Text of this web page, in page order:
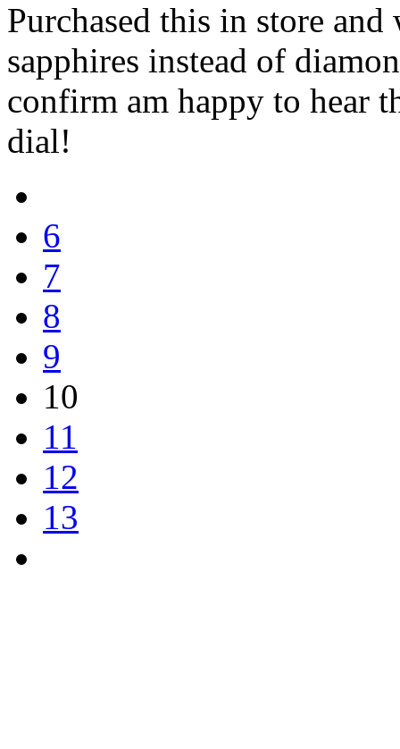
Purchased this in store
sapphires instead of
confirm am happy to hear
dial!
6
7
8
9
10
11
12
13